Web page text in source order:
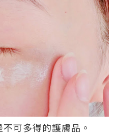
可多得的護膚品。